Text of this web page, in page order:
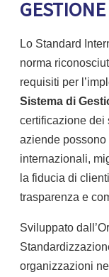
Lo Standard
norma
requisiti per
Sistema di
certificazione dei
aziende possono
internazionali,
la fiducia di
trasparenza e
Sviluppato
organizzazioni